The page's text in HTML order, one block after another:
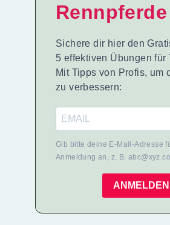
Rennpferde
Sichere dir hier den
5 effektiven Übungen für
Mit Tipps von Profis, um
zu verbessern:
Gib bitte deine E-Mail-Adresse
Anmeldung an, z. B.
ANMELDEN